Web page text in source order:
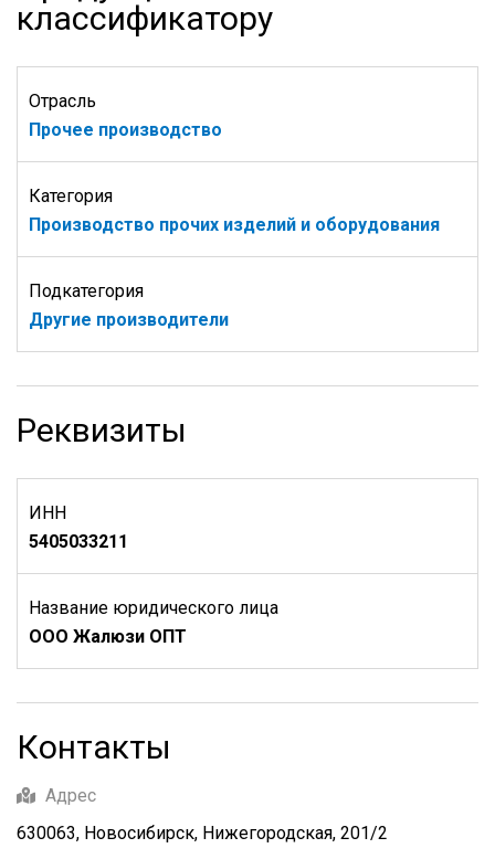
классификатору
Отрасль
Прочее производство
Категория
Производство прочих изделий и оборудования
Подкатегория
Другие производители
Реквизиты
ИНН
5405033211
Название юридического лица
ООО Жалюзи ОПТ
Контакты
Адрес
630063, Новосибирск, Нижегородская, 201/2